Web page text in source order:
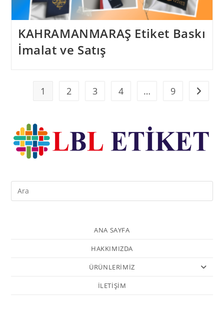
KAHRAMANMARAŞ Etiket Baskı
İmalat ve Satış
1 2 3 4 … 9 Go to
ANA SAYFA
HAKKIMIZDA
ÜRÜNLERİMİZ
İLETİŞİM